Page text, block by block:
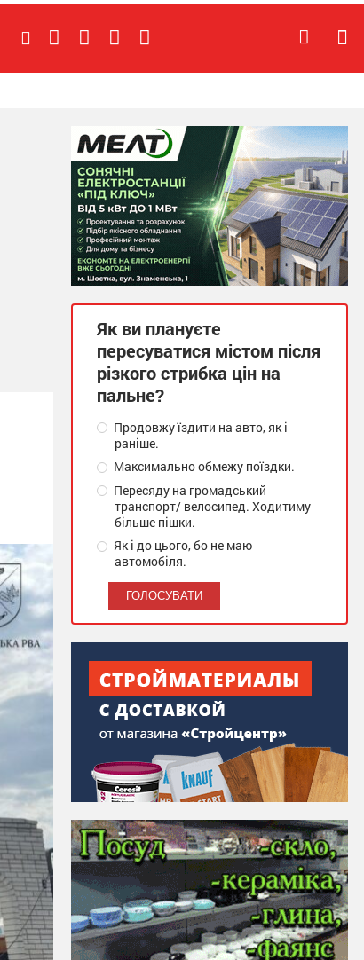
Як ви плануєте
пересуватися містом після
різкого стрибка цін на
пальне?
Продовжу їздити на авто, як і
раніше.
Максимально обмежу поїздки.
Пересяду на громадський
транспорт/ велосипед. Ходитиму
більше пішки.
Як і до цього, бо не маю
автомобіля.